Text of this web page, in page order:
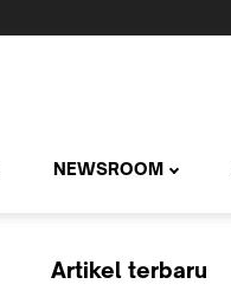
NEWSROOM
Artikel terbaru